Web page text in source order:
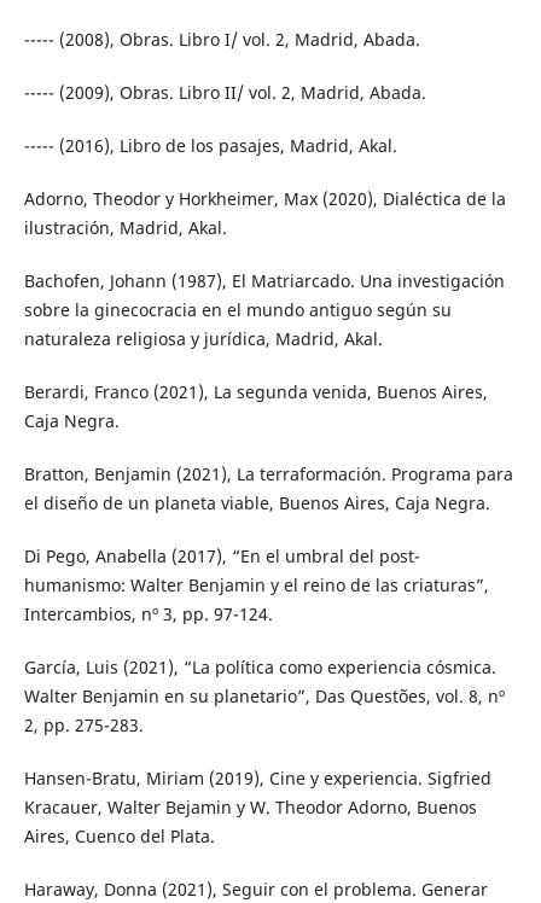
----- (2008), Obras. Libro I/ vol. 2, Madrid, Abada.
----- (2009), Obras. Libro II/ vol. 2, Madrid, Abada.
----- (2016), Libro de los pasajes, Madrid, Akal.
Adorno, Theodor y Horkheimer, Max (2020), Dialéctica de la
ilustración, Madrid, Akal.
Bachofen, Johann (1987), El Matriarcado. Una investigación
sobre la ginecocracia en el mundo antiguo según su
naturaleza religiosa y jurídica, Madrid, Akal.
Berardi, Franco (2021), La segunda venida, Buenos Aires,
Caja Negra.
Bratton, Benjamin (2021), La terraformación. Programa para
el diseño de un planeta viable, Buenos Aires, Caja Negra.
Di Pego, Anabella (2017), “En el umbral del post-
humanismo: Walter Benjamin y el reino de las criaturas”,
Intercambios, nº 3, pp. 97-124.
García, Luis (2021), “La política como experiencia cósmica.
Walter Benjamin en su planetario”, Das Questões, vol. 8, nº
2, pp. 275-283.
Hansen-Bratu, Miriam (2019), Cine y experiencia. Sigfried
Kracauer, Walter Bejamin y W. Theodor Adorno, Buenos
Aires, Cuenco del Plata.
Haraway, Donna (2021), Seguir con el problema. Generar